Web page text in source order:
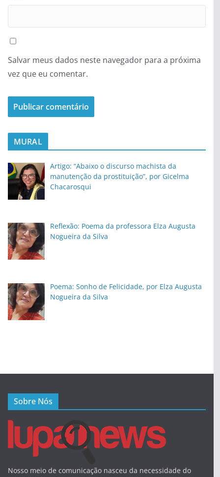
Salvar meus dados neste navegador para a próxima
vez que eu comentar.
MURAL
Artigo: “Abaixo o discurso machista da
manutenção da prostituição”, por Gicelma
Chacarosqui
Reflexão: Poema da professora Elza Augusta
Nogueira da Silva
Poema: Sonho de Felicidade, por Elza Augusta
Nogueira da Silva
Sobre Nós
Nosso meio de comunicação nasceu da necessidade do